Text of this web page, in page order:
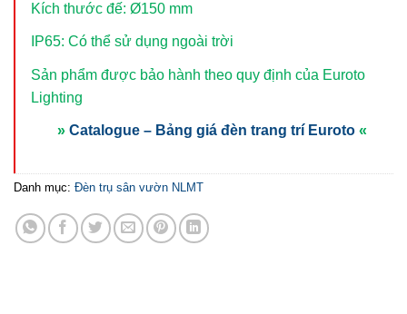
Kích thước đế: Ø150 mm
IP65: Có thể sử dụng ngoài trời
Sản phẩm được bảo hành theo quy định của Euroto
Lighting
» Catalogue – Bảng giá đèn trang trí Euroto «
Danh mục: Đèn trụ sân vườn NLMT